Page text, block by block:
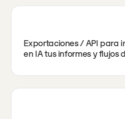
Exportaciones / API para
en IA tus informes y flujos